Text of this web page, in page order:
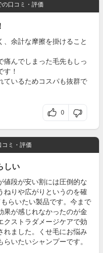
の口コミ・評価
余計な摩擦を掛けること
痛んでしまった毛先もしっ
す！
ているためコスパも抜群で
0
コミ・評価
しい
値段が安い割には圧倒的な
ねりや広がりというのを確
らいたい製品です。今まで
果が感じれなかったのが金
クストラダメージケアで効
れました。くせ毛にお悩み
いたいシャンプーです。